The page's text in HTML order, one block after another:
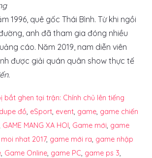
1996, quê gốc Thái Bình. Từ khi ngồi
anh đã tham gia đóng nhiều
cáo. Năm 2019, nam diễn viên
được giải quán quân show thực tế
bắt ghen tại trận: Chính chủ lên tiếng
dupe đồ, eSport, event, game, game chiến
GAME MANG XA HOI, Game mới, game
nhat 2017, game mới ra, game nhập
, Game Online, game PC, game ps 3,